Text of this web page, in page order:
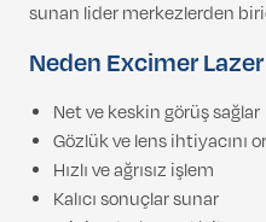
sunan lider merkezlerden
Neden Excimer
Net ve keskin görüş sağlar
Gözlük ve lens ihtiyacını
Hızlı ve ağrısız işlem
Kalıcı sonuçlar sunar